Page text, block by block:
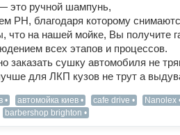
это ручной шампунь,
PH, благодаря которому
что на нашей мойке, Вы получите
всех этапов и процессов.
заказать сушку автомобиля не
для ЛКП кузов не трут а
автомойка киев cafe drive
Nanolex
barbershop brighton